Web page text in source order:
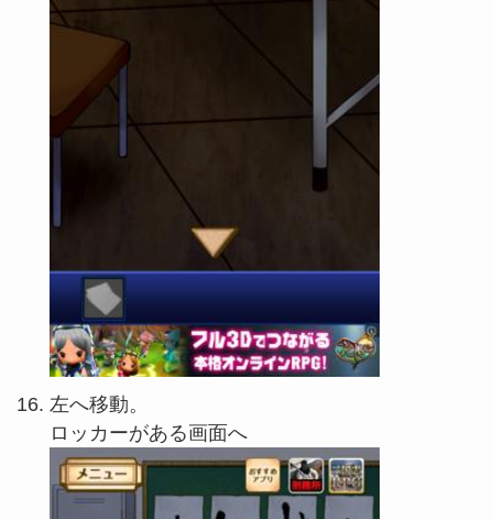
左へ移動。
ロッカーがある画面へ